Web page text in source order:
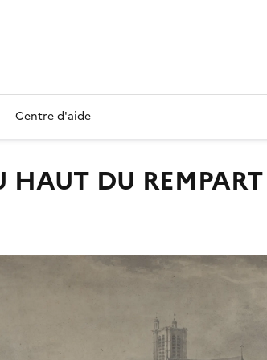
Centre d'aide